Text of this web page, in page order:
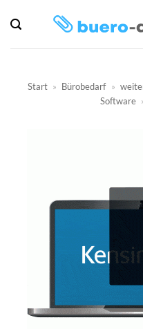
Inhalt
springen
Start » Bürobedarf »
Software